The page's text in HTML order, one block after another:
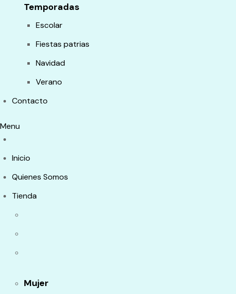
Temporadas
Escolar
Fiestas patrias
Navidad
Verano
Contacto
Menu
Inicio
Quienes Somos
Tienda
Mujer